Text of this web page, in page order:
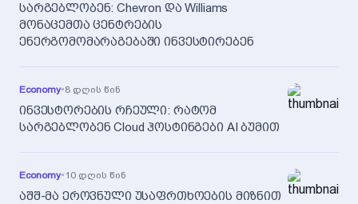
სარგებლობენ: Chevron და Williams
მონაცემთა ცენტრების
ენერგომომარაგებაში ინვესტირებენ
Economy•8 დღის წინ
ინვესტორების რჩეული: რატომ
სარგებლობენ Cloud ჰოსტინგები AI ბუმით
Economy•10 დღის წინ
აშშ-მა ეროვნული უსაფრთხოების მიზნით